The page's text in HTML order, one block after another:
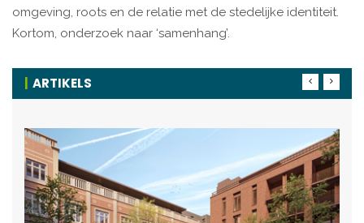
omgeving, roots en de relatie met de stedelijke identiteit.
Kortom, onderzoek naar ‘samenhang’.
ARTIKELS